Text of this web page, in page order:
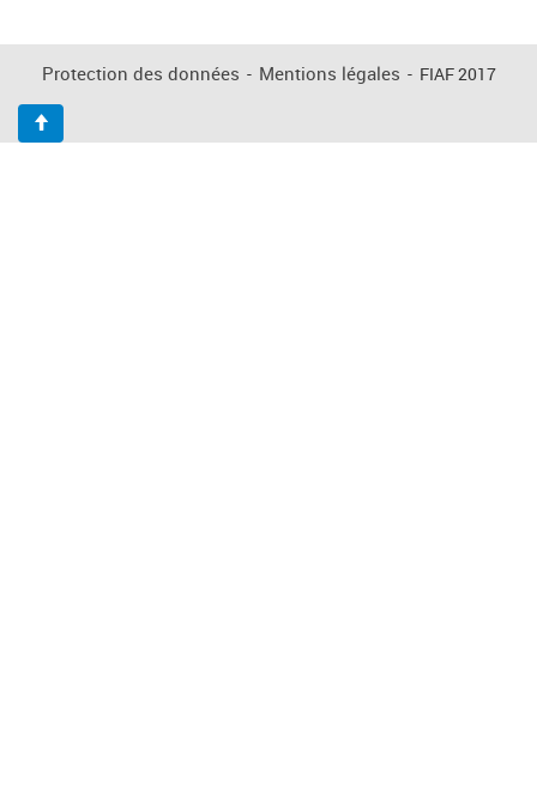
Protection des données - Mentions légales - FIAF 2017